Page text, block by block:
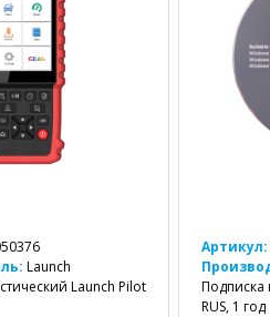
Launch
Launch Pilot
Артикул:
Подписка
RUS, 1 год